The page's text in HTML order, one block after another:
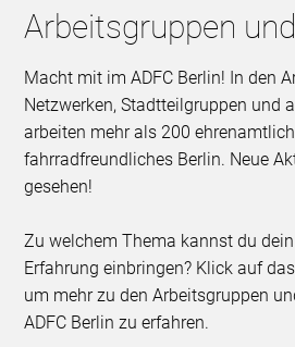
Arbeitsgruppen
Macht mit im ADFC Berlin! In den
Netzwerken, Stadtteilgruppen und
arbeiten mehr als 200
fahrradfreundliches Berlin. Neue
gesehen!
Zu welchem Thema kannst du
Erfahrung einbringen? Klick auf
um mehr zu den Arbeitsgruppen
ADFC Berlin zu erfahren.